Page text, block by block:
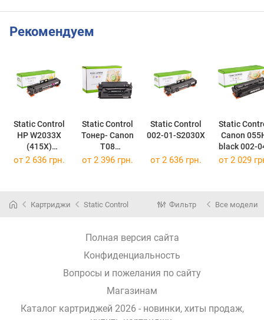
Рекомендуем
Static Control
HP W2033X
(415X)
magenta 002-
Static Control
Тонер- Canon
T08
(3010C006AA)
Static Control
002-01-S2030X
Static
Canon
black 002-04-
от 2 636 грн. от 2 396 грн. от 2 636 грн. от 2 029
Картриджи Static Control Фильтр Все модели
Полная версия сайта
Конфиденциальность
Вопросы и пожелания по сайту
Магазинам
Каталог картриджей 2026 - новинки, хиты продаж,